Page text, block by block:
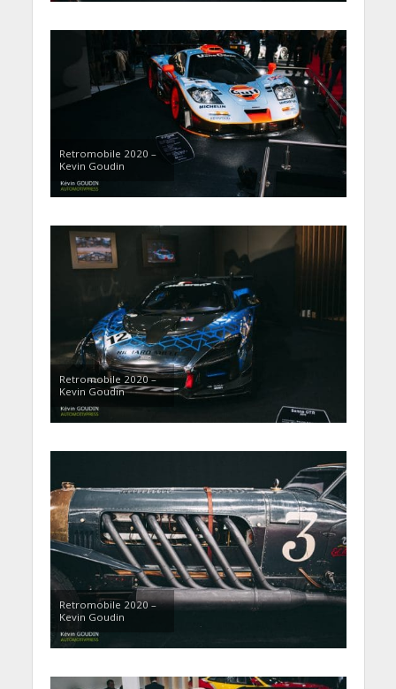
Retromobile 2020 –
Kevin Goudin
Retromobile 2020 –
Kevin Goudin
Retromobile 2020 –
Kevin Goudin